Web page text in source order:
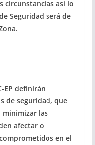
circunstancias así lo
Seguridad será de
EP definirán
de seguridad, que
minimizar las
afectar o
en el